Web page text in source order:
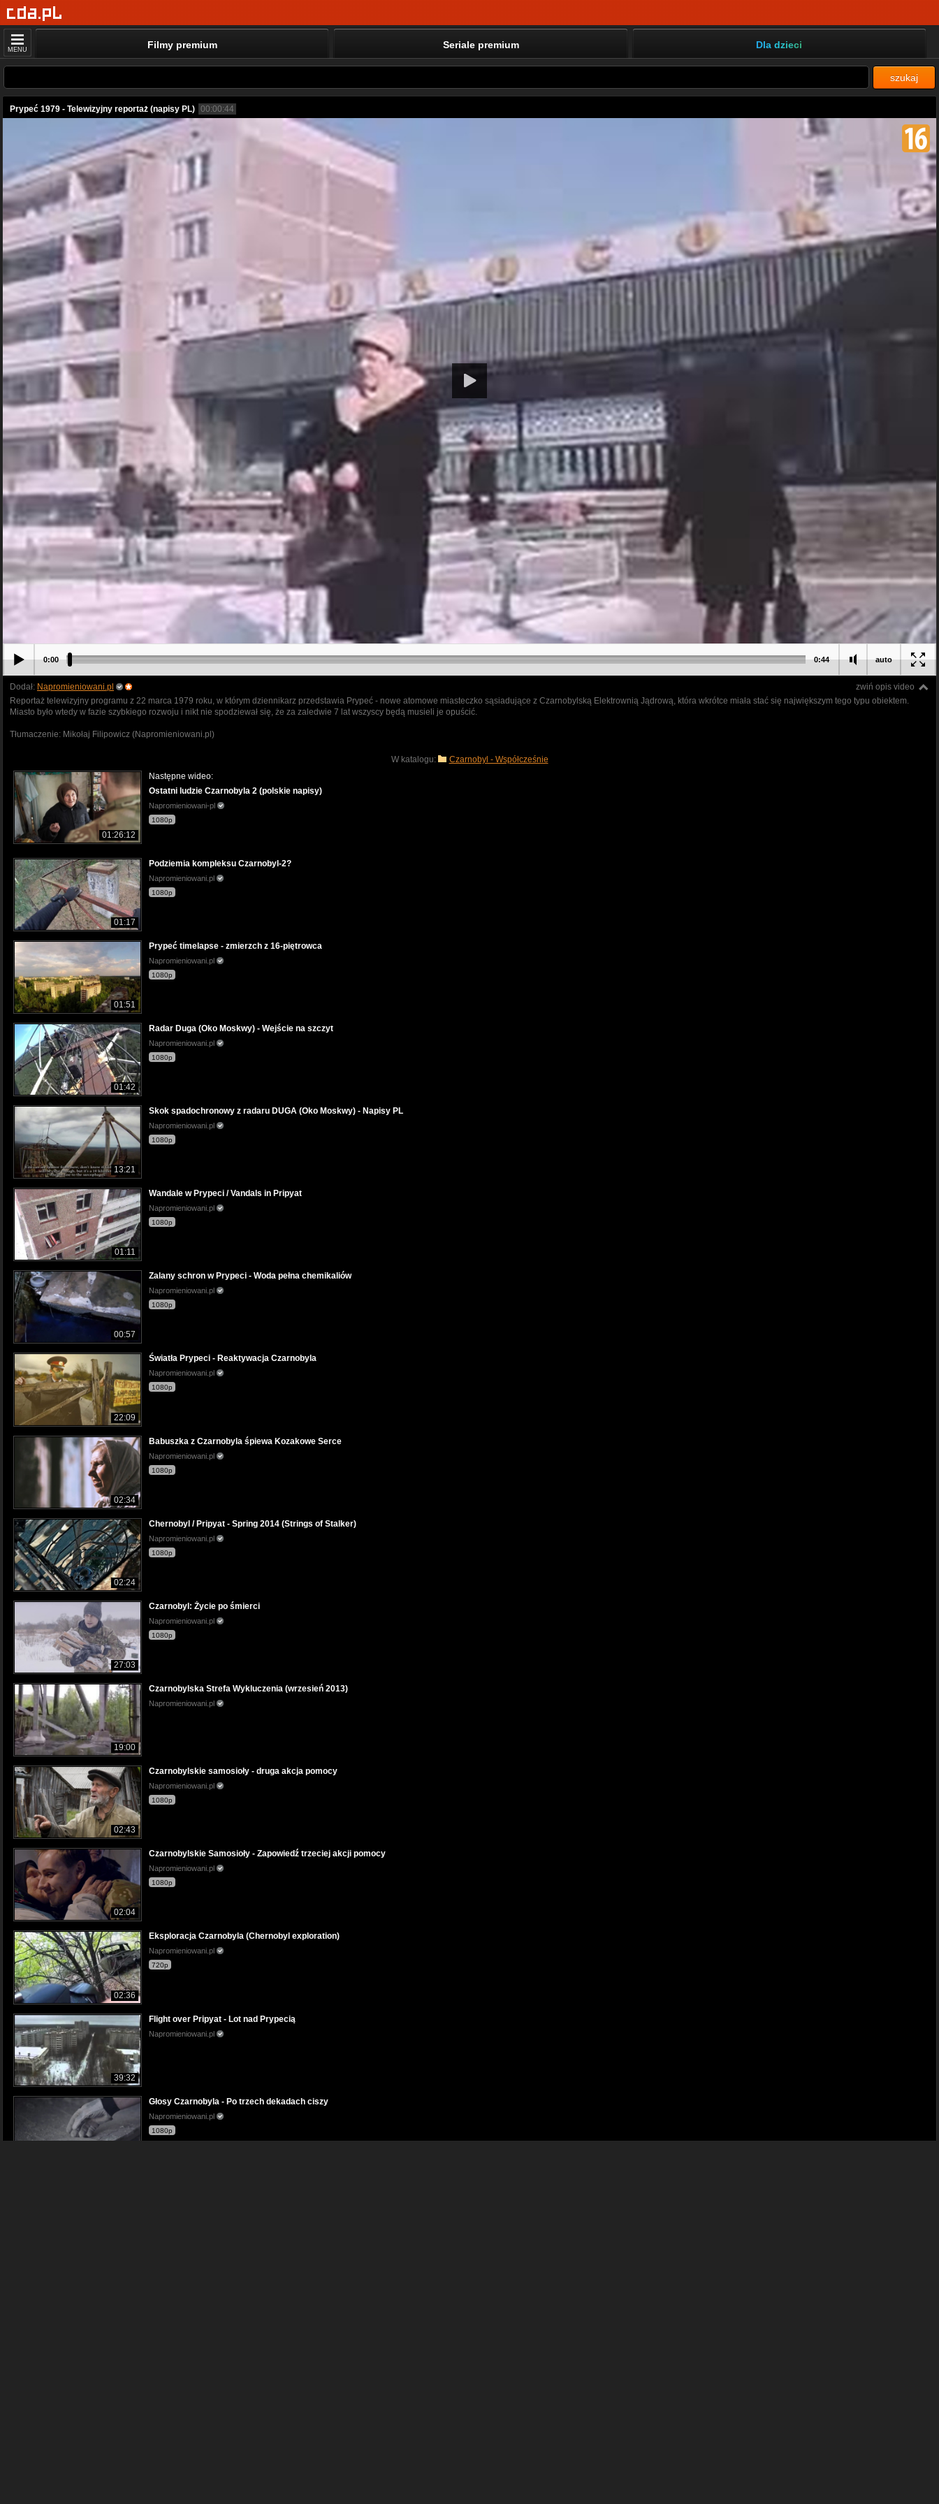
MENU Filmy premium Seriale premium Dla dzieci
szukaj
Prypeć 1979 - Telewizyjny reportaż (napisy PL) 00:00:44
auto
0:00 0:44
zwiń opis video
Dodał: Napromieniowani.pl
Reportaż telewizyjny programu z 22 marca 1979 roku, w którym dziennikarz przedstawia Prypeć - nowe atomowe miasteczko sąsiadujące z Czarnobylską Elektrownią Jądrową, która wkrótce miała stać się największym tego typu obiektem.
Miasto było wtedy w fazie szybkiego rozwoju i nikt nie spodziewał się, że za zaledwie 7 lat wszyscy będą musieli je opuścić.
Tłumaczenie: Mikołaj Filipowicz (Napromieniowani.pl)
W katalogu: Czarnobyl - Współcześnie
01:26:12
Następne wideo:
Ostatni ludzie Czarnobyla 2 (polskie napisy)
Napromieniowani-pl
1080p
01:17
Podziemia kompleksu Czarnobyl-2?
Napromieniowani.pl
1080p
01:51
Prypeć timelapse - zmierzch z 16-piętrowca
Napromieniowani.pl
1080p
01:42
Radar Duga (Oko Moskwy) - Wejście na szczyt
Napromieniowani.pl
1080p
13:21
Skok spadochronowy z radaru DUGA (Oko Moskwy) - Napisy PL
Napromieniowani.pl
1080p
01:11
Wandale w Prypeci / Vandals in Pripyat
Napromieniowani.pl
1080p
00:57
Zalany schron w Prypeci - Woda pełna chemikaliów
Napromieniowani.pl
1080p
22:09
Światła Prypeci - Reaktywacja Czarnobyla
Napromieniowani.pl
1080p
02:34
Babuszka z Czarnobyla śpiewa Kozakowe Serce
Napromieniowani.pl
1080p
02:24
Chernobyl / Pripyat - Spring 2014 (Strings of Stalker)
Napromieniowani.pl
1080p
27:03
Czarnobyl: Życie po śmierci
Napromieniowani.pl
1080p
19:00
Czarnobylska Strefa Wykluczenia (wrzesień 2013)
Napromieniowani.pl
02:43
Czarnobylskie samosioły - druga akcja pomocy
Napromieniowani.pl
1080p
02:04
Czarnobylskie Samosioły - Zapowiedź trzeciej akcji pomocy
Napromieniowani.pl
1080p
02:36
Eksploracja Czarnobyla (Chernobyl exploration)
Napromieniowani.pl
720p
39:32
Flight over Pripyat - Lot nad Prypecią
Napromieniowani.pl
Głosy Czarnobyla - Po trzech dekadach ciszy
Napromieniowani.pl
1080p